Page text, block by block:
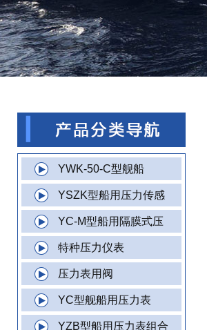
YWK-50-C型舰船
YSZK型船用压力传感
YC-M型船用隔膜式压
特种压力仪表
压力表用阀
YC型舰船用压力表
YZB型船用压力表组合